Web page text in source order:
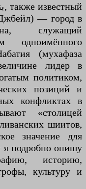
— город в
служащий
одноимённого
(мухафаза
лидер в
политиком,
позиций и
конфликтах в
«столицей
шиитов,
значение для
я подробно опишу
историю,
культуру и